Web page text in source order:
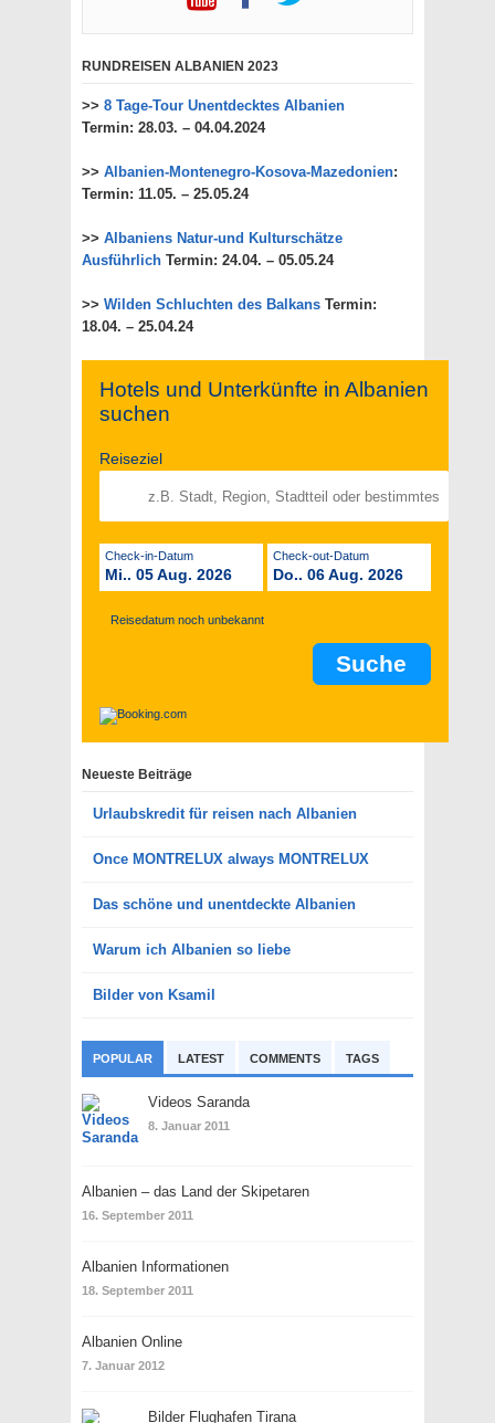
RUNDREISEN ALBANIEN 2023
>> 8 Tage-Tour Unentdecktes Albanien
Termin: 28.03. – 04.04.2024
>> Albanien-Montenegro-Kosova-Mazedonien:
Termin: 11.05. – 25.05.24
>> Albaniens Natur-und Kulturschätze
Ausführlich Termin: 24.04. – 05.05.24
>> Wilden Schluchten des Balkans Termin:
18.04. – 25.04.24
Hotels und Unterkünfte in Albanien
suchen
Reiseziel
Check-in-Datum
Mi.. 05 Aug. 2026
Check-out-Datum
Do.. 06 Aug. 2026
Reisedatum noch unbekannt
Neueste Beiträge
Urlaubskredit für reisen nach Albanien
Once MONTRELUX always MONTRELUX
Das schöne und unentdeckte Albanien
Warum ich Albanien so liebe
Bilder von Ksamil
POPULAR LATEST COMMENTS TAGS
Videos Saranda
8. Januar 2011
Albanien – das Land der Skipetaren
16. September 2011
Albanien Informationen
18. September 2011
Albanien Online
7. Januar 2012
Bilder Flughafen Tirana